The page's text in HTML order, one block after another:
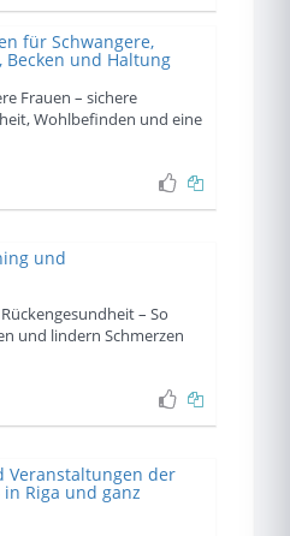
für Schwangere,
Becken und Haltung
Frauen – sichere
Wohlbefinden und eine
und
– So
und lindern Schmerzen
Veranstaltungen der
Riga und ganz